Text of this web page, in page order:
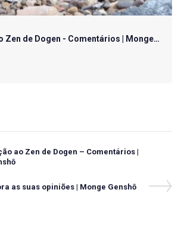
Zen de Dogen - Comentários | Monge…
ao Zen de Dogen – Comentários |
as suas opiniões | Monge Genshō